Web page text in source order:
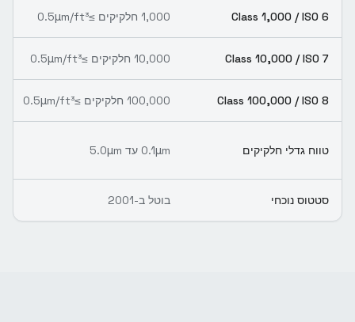
Class 1,000 / ISO 6 1,000 חלקיקים ≥0.5μm/ft³
Class 10,000 / ISO 7 10,000 חלקיקים ≥0.5μm/ft³
Class 100,000 / ISO 8 100,000 חלקיקים ≥0.5μm/ft³
טווח גדלי חלקיקים 0.1μm עד 5.0μm
סטטוס נוכחי בוטל ב-2001